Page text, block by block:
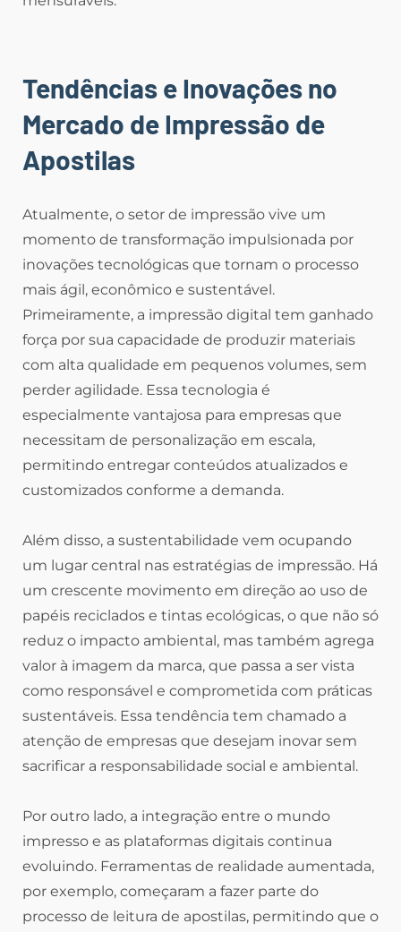
Tendências e Inovações no
Mercado de Impressão de
Apostilas
Atualmente, o setor de impressão vive um
momento de transformação impulsionada por
inovações tecnológicas que tornam o processo
mais ágil, econômico e sustentável.
Primeiramente, a impressão digital tem ganhado
força por sua capacidade de produzir materiais
com alta qualidade em pequenos volumes, sem
perder agilidade. Essa tecnologia é
especialmente vantajosa para empresas que
necessitam de personalização em escala,
permitindo entregar conteúdos atualizados e
customizados conforme a demanda.
Além disso, a sustentabilidade vem ocupando
um lugar central nas estratégias de impressão. Há
um crescente movimento em direção ao uso de
papéis reciclados e tintas ecológicas, o que não só
reduz o impacto ambiental, mas também agrega
valor à imagem da marca, que passa a ser vista
como responsável e comprometida com práticas
sustentáveis. Essa tendência tem chamado a
atenção de empresas que desejam inovar sem
sacrificar a responsabilidade social e ambiental.
Por outro lado, a integração entre o mundo
impresso e as plataformas digitais continua
evoluindo. Ferramentas de realidade aumentada,
por exemplo, começaram a fazer parte do
processo de leitura de apostilas, permitindo que o